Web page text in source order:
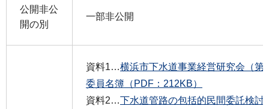
公開非公
開の別
一部非公開
資料1…横浜市下水道事業経営研究会（第
委員名簿（PDF：212KB）
資料2…下水道管路の包括的民間委託検討